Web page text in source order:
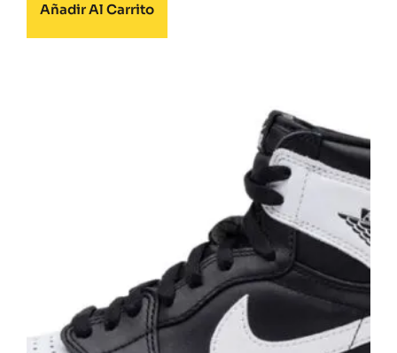
Añadir Al Carrito